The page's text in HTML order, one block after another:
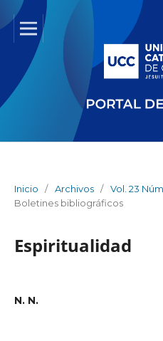
Inicio / Archivos / Vol. 23
Boletines bibliográficos
Espiritualidad
N. N.